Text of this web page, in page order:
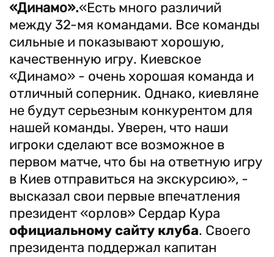
«Динамо».«Есть много различий
между 32-мя командами. Все команды
сильные и показывают хорошую,
качественную игру. Киевское
«Динамо» - очень хорошая команда и
отличный соперник. Однако, киевляне
не будут серьезным конкурентом для
нашей команды. Уверен, что наши
игроки сделают все возможное в
первом матче, что бы на ответную игру
в Киев отправиться на экскурсию», -
высказал свои первые впечатления
президент «орлов» Сердар Кура
официальному сайту клуба. Своего
президента поддержал капитан